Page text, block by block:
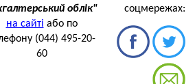
облік"
на сайті або по
(044) 495-20-
60
соцмережах: